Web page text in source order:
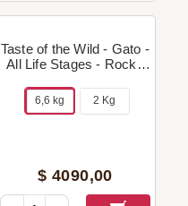
Taste of the Wild - Gato -
All Life Stages - Rocky
Salmón/Venado) +
Regalo!
6,6 kg 2 Kg
$ 4090,00